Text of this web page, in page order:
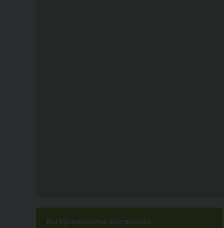
Kurkijoenpuiston koirapuisto